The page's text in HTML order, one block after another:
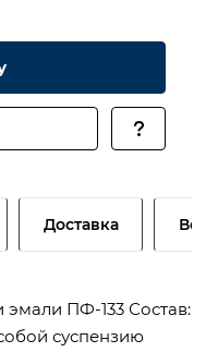
Доставка
эмали ПФ-133 Состав:
суспензию